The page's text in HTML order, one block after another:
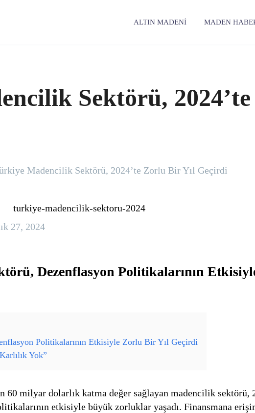
ALTIN MADENI MADEN
Sektörü,
Madencilik Sektörü, 2024’te Zorlu Bir Yıl Geçirdi
27, 2024
Dezenflasyon Politikalarının
Politikalarının Etkisiyle Zorlu Bir Yıl Geçirdi
Yok”
60 milyar dolarlık katma değer sağlayan madencilik sektörü,
etkisiyle büyük zorluklar yaşadı. Finansmana